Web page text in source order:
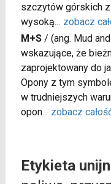
szczytów górskich z
wysoką... zobacz
M+S/ (ang. Mud
wskazujące, że
zaprojektowany do
Opony z tym
w trudniejszych
opon... zobacz
Etykieta